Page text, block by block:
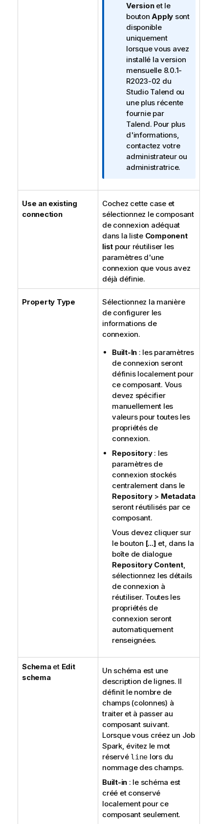
t
e
I
n
f
o
r
m
a
t
i
o
n
s
Versionet le
boutonApply sont
disponible
uniquement
lorsque vous avez
installé la version
mensuelle 8.0.1-
R2023-02 du
Studio Talend ou
une plus récente
fournie par
Talend. Pour plus
d'informations,
contactez votre
administrateur ou
administratrice.
Use an existing
connection
Cochez cette case et
sélectionnez le composant
de connexion adéquat
dans la liste Component
list pour réutiliser les
paramètres d'une
connexion que vous avez
déjà définie.
Property Type
Sélectionnez la manière
de configurer les
informations de
connexion.
Built-In : les paramètres
de connexion seront
définis localement pour
ce composant. Vous
devez spécifier
manuellement les
valeurs pour toutes les
propriétés de
connexion.
Repository: les
paramètres de
connexion stockés
centralement dans le
Repository> Metadata
seront réutilisés par ce
composant.
Vous devez cliquer sur
le bouton [...] et, dans la
boîte de dialogue
Repository Content,
sélectionnez les détails
de connexion à
réutiliser. Toutes les
propriétés de
connexion seront
automatiquement
renseignées.
Schemaet Edit
schema
Un schéma est une
description de lignes. Il
définit le nombre de
champs (colonnes) à
traiter et à passer au
composant suivant.
Lorsque vous créez un Job
Spark, évitez le mot
réservé line lors du
nommage des champs.
Built-in : le schéma est
créé et conservé
localement pour ce
composant seulement.